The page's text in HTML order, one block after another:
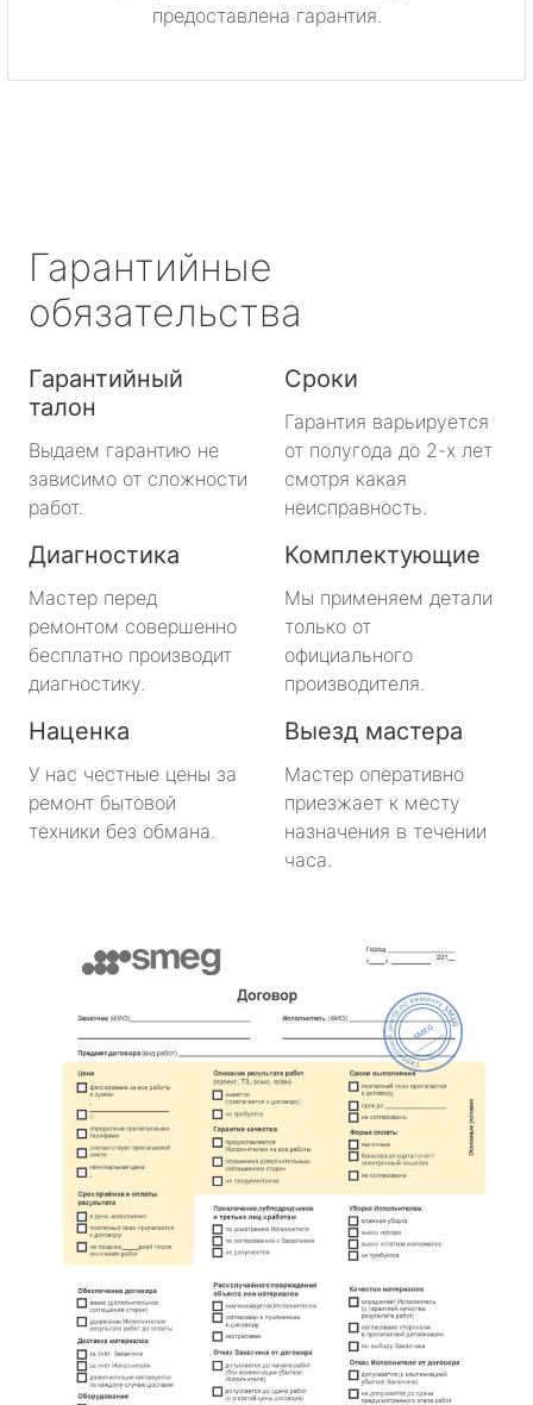
предоставлена гарантия.
Гарантийные
обязательства
Гарантийный
талон
Выдаем гарантию не
зависимо от сложности
работ.
Сроки
Гарантия варьируется
от полугода до 2-х лет
смотря какая
неисправность.
Диагностика
Мастер перед
ремонтом совершенно
бесплатно производит
диагностику.
Комплектующие
Мы применяем детали
только от
официального
производителя.
Наценка
У нас честные цены за
ремонт бытовой
техники без обмана.
Выезд мастера
Мастер оперативно
приезжает к месту
назначения в течении
часа.